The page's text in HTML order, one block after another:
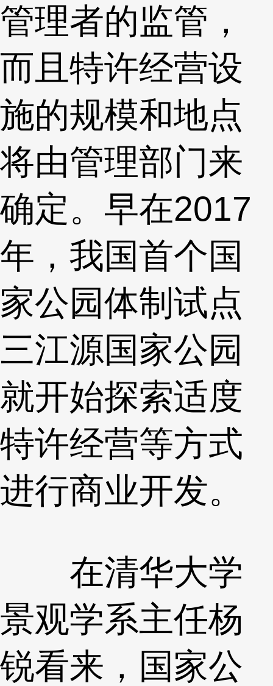
管理者的监管，
而且特许经营设
施的规模和地点
将由管理部门来
确定。早在2017
年，我国首个国
家公园体制试点
三江源国家公园
就开始探索适度
特许经营等方式
进行商业开发。
在清华大学
景观学系主任杨
锐看来，国家公